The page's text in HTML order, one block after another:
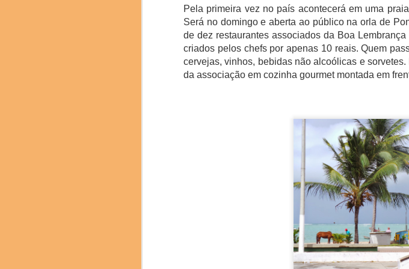
Pela primeira vez no país acontecerá em uma
Será no domingo e aberta ao público na orla de
de dez restaurantes associados da Boa
criados pelos chefs por apenas 10 reais. Quem
cervejas, vinhos, bebidas não alcoólicas e
da associação em cozinha gourmet montada em
Fenjiu, um licor tradicional com mais de 60000 anos de
O Science & Cooking World Congress é um evento